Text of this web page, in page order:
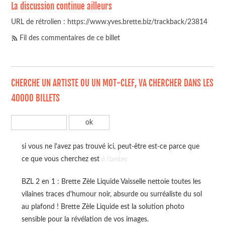
La discussion continue ailleurs
URL de rétrolien : https://www.yves.brette.biz/trackback/23814
Fil des commentaires de ce billet
CHERCHE UN ARTISTE OU UN MOT-CLEF, VA CHERCHER DANS LES
40000 BILLETS
si vous ne l'avez pas trouvé ici, peut-être est-ce parce que
ce que vous cherchez est à l'ombre
BZL 2 en 1 : Brette Zèle Liquide Vaisselle nettoie toutes les
vilaines traces d'humour noir, absurde ou surréaliste du sol
au plafond ! Brette Zèle Liquide est la solution photo
sensible pour la révélation de vos images.